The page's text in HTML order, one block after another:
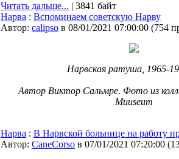
Читать дальше... | 3841 байт
Нарва : Вспоминаем советскую Нарву
Автор: calipso в 08/01/2021 07:00:00 (754
Нарвская ратуша, 1965-
Автор Виктор Сальмре. Фото из
Muuseum
Нарва : В Нарвской больнице на работу
Автор: CaneCorso в 07/01/2021 07:20:00 (